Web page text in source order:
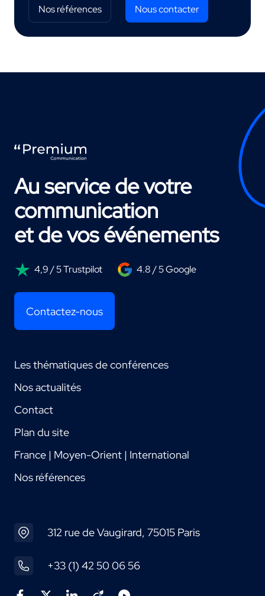
Nos références Nous contacter
Au service de votre
communication
et de vos événements
4,9 / 5 Trustpilot 4.8 / 5 Google
Contactez-nous
Les thématiques de conférences
Nos actualités
Contact
Plan du site
France | Moyen-Orient | International
Nos références
312 rue de Vaugirard, 75015 Paris
+33 (1) 42 50 06 56